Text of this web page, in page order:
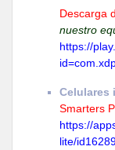
Descarga
nuestro
https://
Celulares
Smarters
https://
lite/